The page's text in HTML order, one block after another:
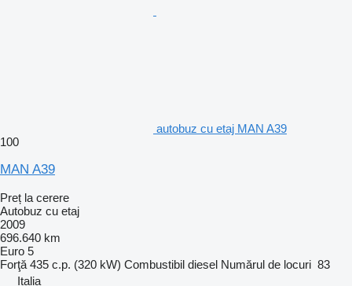
autobuz cu etaj MAN A39
100
MAN A39
Preț la cerere
Autobuz cu etaj
2009
696.640 km
Euro 5
Forţă 435 c.p. (320 kW) Combustibil diesel Numărul de locuri 83
Italia